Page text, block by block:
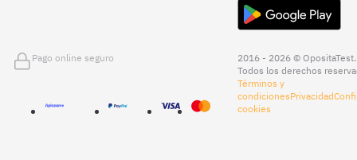
Pago online seguro
2016 - 2026 © OpositaTest.
Todos los derechos
Términos y
condicionesPrivacidad
cookies